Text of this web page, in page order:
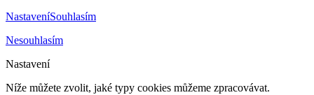
NastaveníSouhlasím
Nesouhlasím
Nastavení
Níže můžete zvolit, jaké typy cookies můžeme zpracovávat.